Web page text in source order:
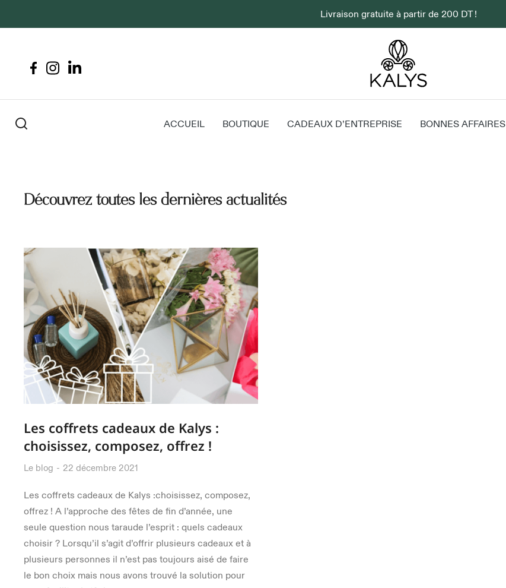
Livraison gratuite à partir de 200 DT !
ACCUEIL BOUTIQUE CADEAUX D’ENTREPRISE BONNES AFFAIRES
Découvrez toutes les dernières actualités
Les coffrets cadeaux de Kalys :
choisissez, composez, offrez !
Le blog 22 décembre 2021
Les coffrets cadeaux de Kalys :choisissez, composez,
offrez ! A l’approche des fêtes de fin d’année, une
seule question nous taraude l’esprit : quels cadeaux
choisir ? Lorsqu’il s’agit d’offrir plusieurs cadeaux et à
plusieurs personnes il n’est pas toujours aisé de faire
le bon choix mais nous avons trouvé la solution pour